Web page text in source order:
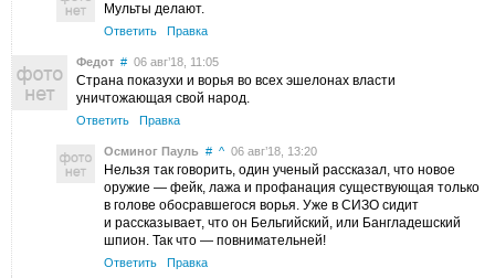
Мульты делают.
Ответить Правка
Федот # 06 авг’18, 11:05
Страна показухи и ворья во всех эшелонах власти
уничтожающая свой народ.
Ответить Правка
Осминог Пауль # ^ 06 авг’18, 13:20
Нельзя так говорить, один ученый рассказал, что новое
оружие — фейк, лажа и профанация существующая только
в голове обосравшегося ворья. Уже в СИЗО сидит
и рассказывает, что он Бельгийский, или Бангладешский
шпион. Так что — повнимательней!
Ответить Правка